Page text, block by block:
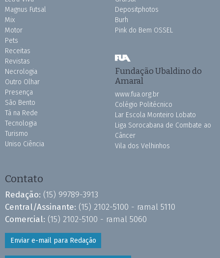
Magnus Futsal
Mix
Motor
Pets
Receitas
Revistas
Necrologia
Outro Olhar
Presença
São Bento
Tá na Rede
Tecnologia
Turismo
Uniso Ciência
Depositphotos
Burh
Pink do Bem OSSEL
Fundação Ubaldino do
Amaral
www.fua.org.br
Colégio Politécnico
Lar Escola Monteiro Lobato
Liga Sorocabana de Combate ao
Câncer
Vila dos Velhinhos
Contato
Redação: (15) 99789-3913
Central/Assinante: (15) 2102-5100 - ramal 5110
Comercial: (15) 2102-5100 - ramal 5060
Enviar e-mail para Redação